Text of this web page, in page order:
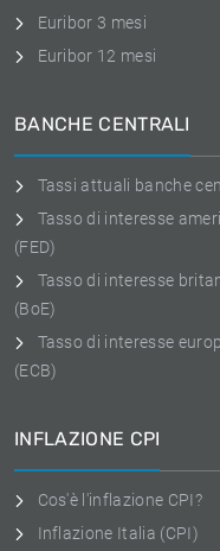
Euribor 3 mesi
Euribor 12 mesi
BANCHE CENTRALI
Tassi attuali banche
Tasso di interesse
(FED)
Tasso di interesse
(BoE)
Tasso di interesse
(ECB)
INFLAZIONE CPI
Cos'è l'inflazione CPI?
Inflazione Italia (CPI)